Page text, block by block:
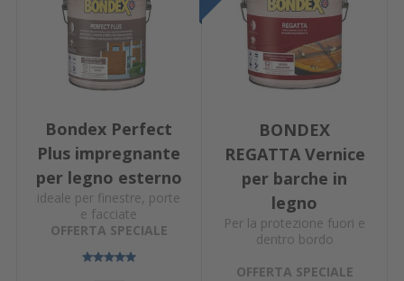
Bondex Perfect
Plus impregnante
per legno esterno
ideale per finestre, porte
e facciate
OFFERTA SPECIALE
BONDEX
REGATTA Vernice
per barche in
legno
Per la protezione fuori e
dentro bordo
OFFERTA SPECIALE